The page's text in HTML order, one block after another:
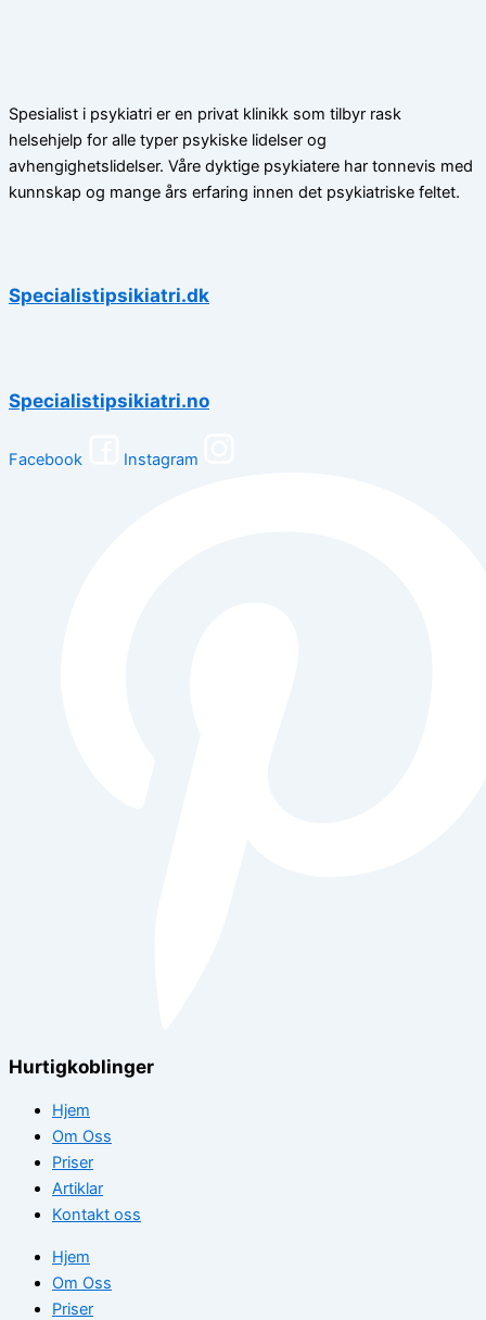
Spesialist i psykiatri er en privat klinikk som tilbyr rask
helsehjelp for alle typer psykiske lidelser og
avhengighetslidelser. Våre dyktige psykiatere har tonnevis med
kunnskap og mange års erfaring innen det psykiatriske feltet.
Specialistipsikiatri.dk
Specialistipsikiatri.no
Facebook Instagram
Hurtigkoblinger
Hjem
Om Oss
Priser
Artiklar
Kontakt oss
Hjem
Om Oss
Priser